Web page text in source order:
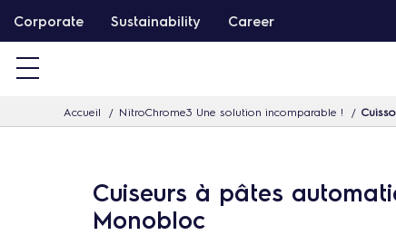
a
Corporate Sustainability Career
Accueil NitroChrome3 Une solution incomparable !
Cuiseurs à pâtes
Monobloc